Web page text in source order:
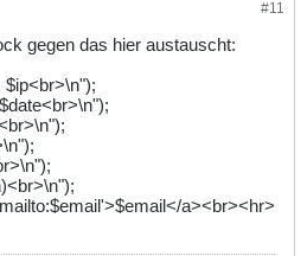
#11
gegen das hier austauscht:
a><br><hr>